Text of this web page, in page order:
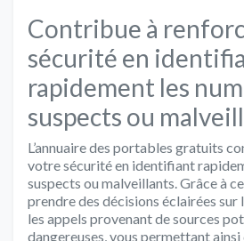
Contribue à
sécurité en
rapidement les
suspects ou
L’annuaire des portables gratuits
votre sécurité en identifiant
suspects ou malveillants. Grâce à
prendre des décisions éclairées sur
les appels provenant de sources
dangereuses, vous permettant